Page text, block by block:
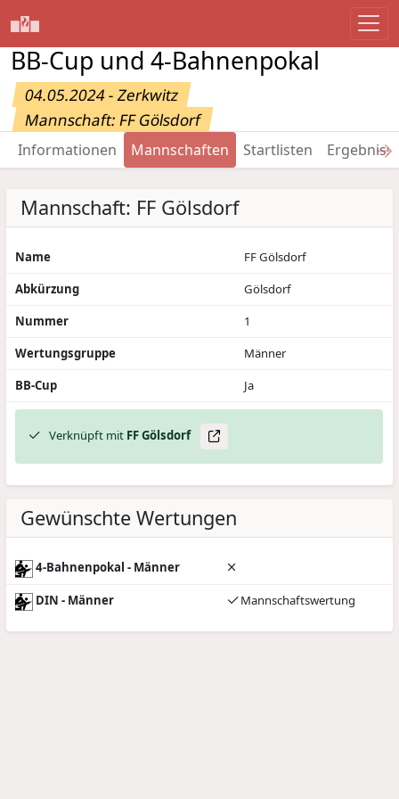
BB-Cup und 4-Bahnenpokal
04.05.2024 - Zerkwitz
Mannschaft: FF Gölsdorf
Informationen Mannschaften Startlisten →
Mannschaft: FF Gölsdorf
Name
FF Gölsdorf
Abkürzung
Gölsdorf
Nummer
1
Wertungsgruppe
Männer
BB-Cup
Ja
Verknüpft mit FF Gölsdorf
Gewünschte Wertungen
4-Bahnenpokal - Männer
DIN - Männer Mannschaftswertung